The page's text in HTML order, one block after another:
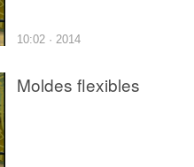
10:02 · 2014
Moldes flexibles